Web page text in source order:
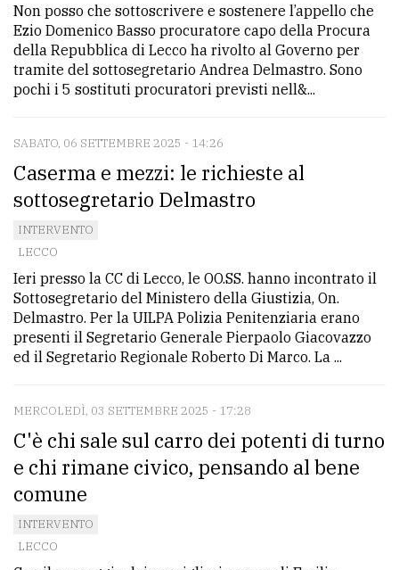
tua
pubblicità
Cerca
per
comune
Ricerca
avanzata
LE
ALTRE
TESTATE
PRIVACY
Privacy
Non posso che sottoscrivere e sostenere l’appello che
Ezio Domenico Basso procuratore capo della Procura
della Repubblica di Lecco ha rivolto al Governo per
tramite del sottosegretario Andrea Delmastro. Sono
pochi i 5 sostituti procuratori previsti nell&...
SABATO, 06 SETTEMBRE 2025 - 14:26
Caserma e mezzi: le richieste al
sottosegretario Delmastro
INTERVENTO
LECCO
Ieri presso la CC di Lecco, le OO.SS. hanno incontrato il
Sottosegretario del Ministero della Giustizia, On.
Delmastro. Per la UILPA Polizia Penitenziaria erano
presenti il Segretario Generale Pierpaolo Giacovazzo
ed il Segretario Regionale Roberto Di Marco. La ...
MERCOLEDÌ, 03 SETTEMBRE 2025 - 17:28
C'è chi sale sul carro dei potenti di turno
e chi rimane civico, pensando al bene
comune
INTERVENTO
LECCO